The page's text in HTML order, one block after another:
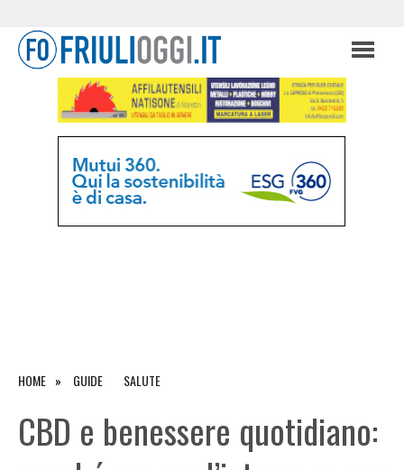
HOME GUIDE SALUTE
CBD e benessere quotidiano: